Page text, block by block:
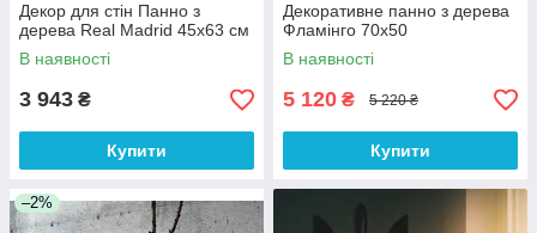
Декор для стін Панно з
дерева Real Madrid 45х63 см
В наявності
3 943 ₴
Купити
Декоративне панно з дерева
Фламінго 70х50
В наявності
5 120 ₴ 5 220 ₴
Купити
–2%